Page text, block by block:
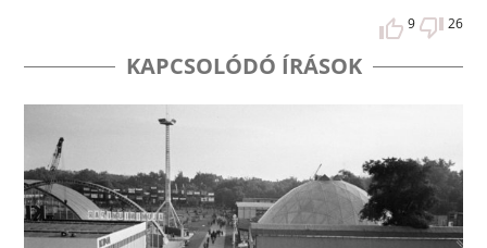
9 26
KAPCSOLÓDÓ ÍRÁSOK